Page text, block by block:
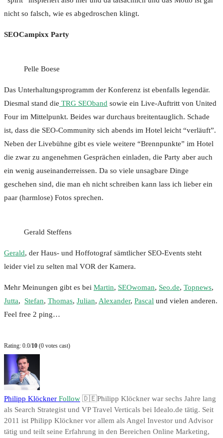
nicht so falsch, wie es abgedroschen klingt.
SEOCampixx Party
Pelle Boese
Das Unterhaltungsprogramm der Konferenz ist ebenfalls legendär.
Diesmal stand die TRG SEOband sowie ein Live-Auftritt von United
Four im Mittelpunkt. Beides war durchaus breitentauglich. Schade
ist, dass die SEO-Community sich abends im Hotel leicht “verläuft”.
Neben der Livebühne gibt es viele weitere “Brennpunkte” im Hotel
die zwar zu angenehmen Gesprächen einladen, die Party aber auch
ein wenig auseinanderreissen. Da so viele unsagbare Dinge
geschehen sind, die man eh nicht schreiben kann lass ich lieber ein
paar (harmlose) Fotos sprechen.
Gerald Steffens
Gerald, der Haus- und Hoffotograf sämtlicher SEO-Events steht
leider viel zu selten mal VOR der Kamera.
Mehr Meinungen gibt es bei Martin, SEOwoman, Seo.de, Topnews,
Jutta, Stefan, Thomas, Julian, Alexander, Pascal und vielen anderen.
Feel free 2 ping…
Rating: 0.0/10 (0 votes cast)
Philipp Klöckner Follow 🇩🇪Philipp Klöckner war sechs Jahre lang
als Search Strategist und VP Travel Verticals bei Idealo.de tätig. Seit
2011 ist Philipp Klöckner vor allem als Angel Investor und Advisor
tätig und teilt seine Erfahrung in den Bereichen Online Marketing,